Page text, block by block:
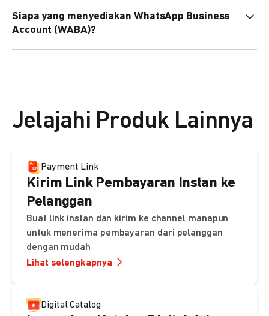
nanti tim kami bantu setup. Bisa juga pakai nomor
WhatsApp bisnis yang sudah dimiliki sendiri, atau dari
DOKU yang buatkan WhatsApp Bisnis terverifikasi juga
Siapa yang menyediakan WhatsApp Business
Account (WABA)?
Jelajahi Produk Lainnya
Payment Link
Kirim Link Pembayaran Instan ke
Pelanggan
Buat link instan dan kirim ke channel manapun
untuk menerima pembayaran dari pelanggan
dengan mudah
Lihat selengkapnya
Digital Catalog